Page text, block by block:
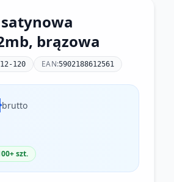
brązowa
120 EAN:5902188612561
brutto
szt.